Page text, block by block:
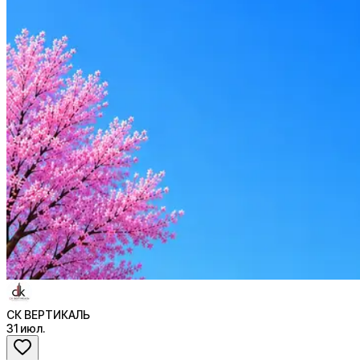
СК ВЕРТИКАЛЬ
2активные вакансии
Оффер быстрее с Эйч
Стратегия поиска с AI: рынки, позиции, вилка, каналы
Резюме под ATS-фильтры
Ежедневный подбор из 600+ источников
AI-адаптация отклика под вакансию
AI генерация сопроводительных писем
4 990 ₽/мес
Купить доступ
СК ВЕРТИКАЛЬ
31 июл.